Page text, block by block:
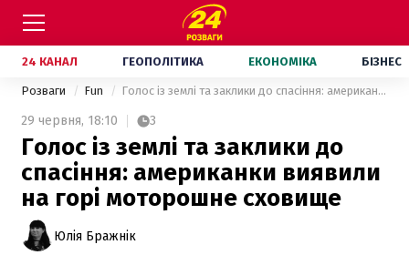
24 КАНАЛ ГЕОПОЛІТИКА ЕКОНОМІКА БІЗНЕС
Розваги Fun Голос із землі та заклики до спасіння: американки виявили на горі моторошне сховище
29 червня, 18:10 3
Голос із землі та заклики до
спасіння: американки виявили
на горі моторошне сховище
Юлія Бражнік